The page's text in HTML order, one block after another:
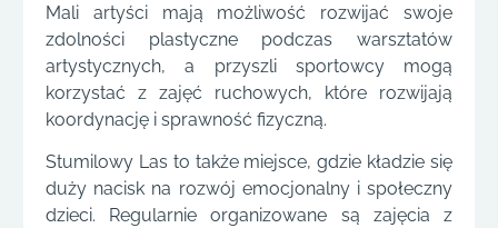
Mali artyści mają możliwość rozwijać swoje
zdolności plastyczne podczas warsztatów
artystycznych, a przyszli sportowcy mogą
korzystać z zajęć ruchowych, które rozwijają
koordynację i sprawność fizyczną.
Stumilowy Las to także miejsce, gdzie kładzie się
duży nacisk na rozwój emocjonalny i społeczny
dzieci. Regularnie organizowane są zajęcia z